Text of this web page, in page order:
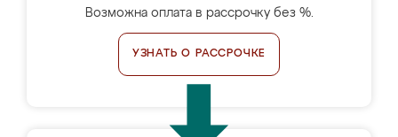
Возможна оплата в рассрочку без %.
УЗНАТЬ О РАССРОЧКЕ